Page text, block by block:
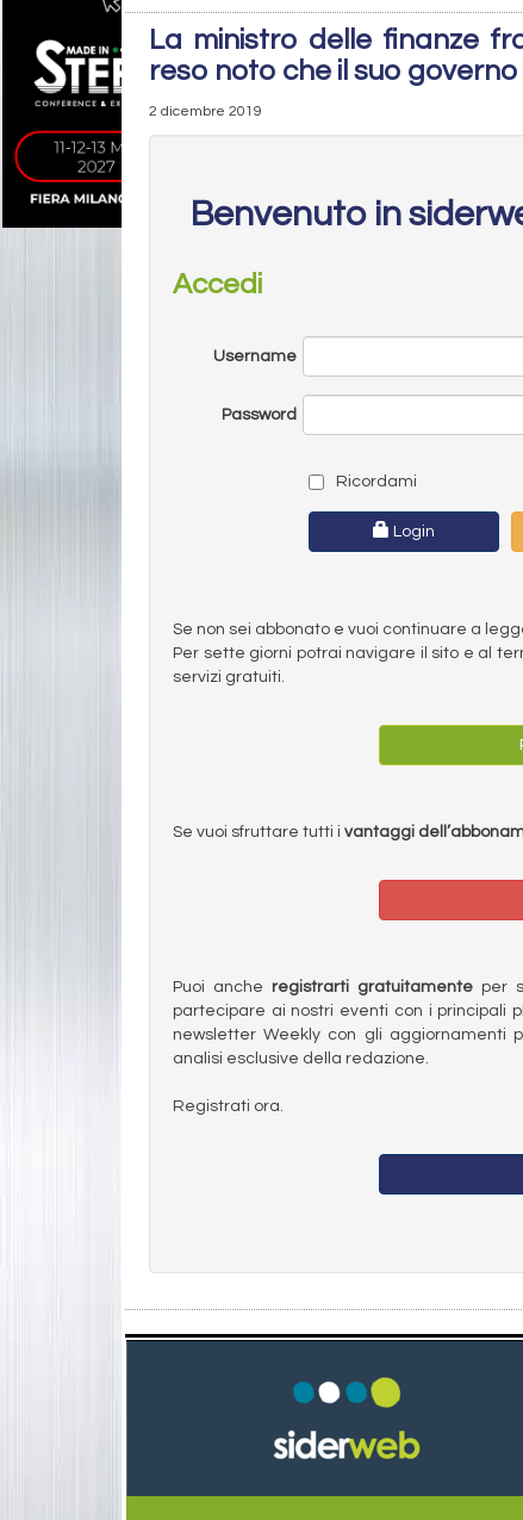
La ministro delle finanze
reso noto che il suo
2 dicembre 2019
Benvenuto in
Accedi
Username
Password
Ricordami
Login
Se non sei abbonato e vuoi continuare a
Per sette giorni potrai navigare il sito e al
servizi gratuiti.
Se vuoi sfruttare tutti i vantaggi
Puoi anche registrarti gratuitamenteper
partecipare ai nostri eventi con i principali
newsletter Weekly con gli aggiornamenti
analisi esclusive della redazione.
Registrati ora.